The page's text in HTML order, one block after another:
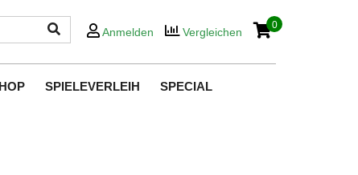
Anmelden Vergleichen
0
SPIELEVERLEIH SPECIAL